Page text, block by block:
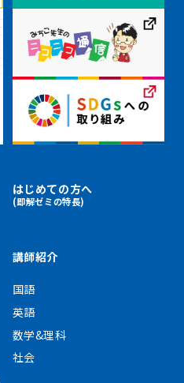
はじめての方へ
(即解ゼミの特長)
講師紹介
国語
英語
数学&理科
社会